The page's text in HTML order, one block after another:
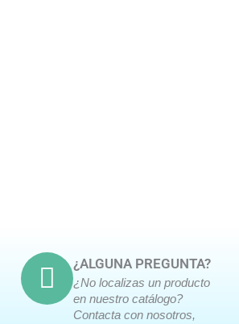
¿ALGUNA PREGUNTA?
¿No localizas un producto
en nuestro catálogo?
Contacta con nosotros,